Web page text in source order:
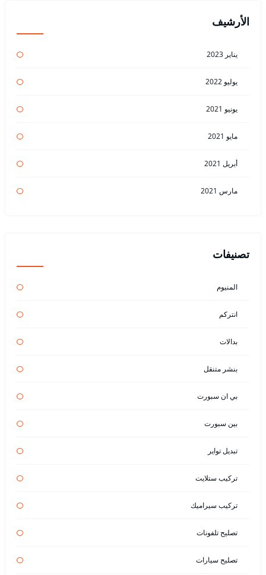
الأرشيف
يناير 2023
يوليو 2022
يونيو 2021
مايو 2021
أبريل 2021
مارس 2021
تصنيفات
المنيوم
انتركم
بدالات
بنشر متنقل
بي ان سبورت
بين سبورت
تبديل تواير
تركيب ستلايت
تركيب سيراميك
تصليح تلفونات
تصليح سيارات